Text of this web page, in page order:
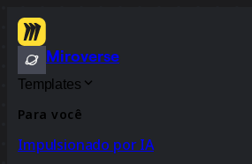
Miroverse
Templates
Para você
Impulsionado por IA